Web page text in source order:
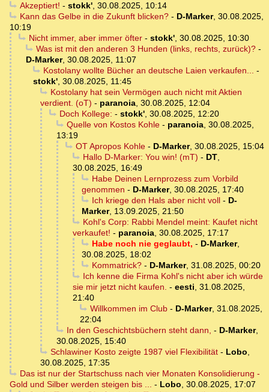
Akzeptiert! - stokk', 30.08.2025, 10:14
Kann das Gelbe in die Zukunft blicken?- D-Marker, 30.08.2025,
10:19
Nicht immer, aber immer öfter- stokk', 30.08.2025, 10:30
Was ist mit den anderen 3 Hunden (links, rechts, zurück)?-
D-Marker, 30.08.2025, 11:07
Kostolany wollte Bücher an deutsche Laien verkaufen... -
stokk', 30.08.2025, 11:45
Kostolany hat sein Vermögen auch nicht mit Aktien
verdient. (oT) - paranoia, 30.08.2025, 12:04
Doch Kollege: - stokk', 30.08.2025, 12:20
Quelle von Kostos Kohle- paranoia, 30.08.2025,
13:19
OT Apropos Kohle- D-Marker, 30.08.2025, 15:04
Hallo D-Marker: You win! (mT) - DT,
30.08.2025, 16:49
Habe Deinen Lernprozess zum Vorbild
genommen - D-Marker, 30.08.2025, 17:40
Ich kriege den Hals aber nicht voll- D-
Marker, 13.09.2025, 21:50
Kohl's Corp: Rabbi Mendel meint: Kaufet nicht
verkaufet! - paranoia, 30.08.2025, 17:17
Habe noch nie geglaubt, - D-Marker,
30.08.2025, 18:02
Kommatrick?- D-Marker, 31.08.2025, 00:20
Ich kenne die Firma Kohl's nicht aber ich würde
sie mir jetzt nicht kaufen. - eesti, 31.08.2025,
21:40
Willkommen im Club- D-Marker, 31.08.2025,
22:04
In den Geschichtsbüchern steht dann, - D-Marker,
30.08.2025, 15:40
Schlawiner Kosto zeigte 1987 viel Flexibilität- Lobo,
30.08.2025, 17:35
Das ist nur der Startschuss nach vier Monaten Konsolidierung -
Gold und Silber werden steigen bis ... - Lobo, 30.08.2025, 17:07